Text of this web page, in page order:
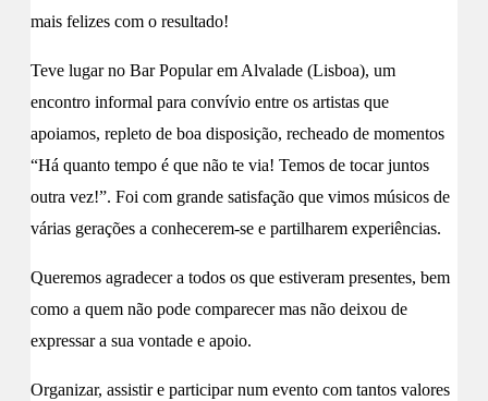
mais felizes com o resultado!
Teve lugar no Bar Popular em Alvalade (Lisboa), um
encontro informal para convívio entre os artistas que
apoiamos, repleto de boa disposição, recheado de momentos
“Há quanto tempo é que não te via! Temos de tocar juntos
outra vez!”. Foi com grande satisfação que vimos músicos de
várias gerações a conhecerem-se e partilharem experiências.
Queremos agradecer a todos os que estiveram presentes, bem
como a quem não pode comparecer mas não deixou de
expressar a sua vontade e apoio.
Organizar, assistir e participar num evento com tantos valores